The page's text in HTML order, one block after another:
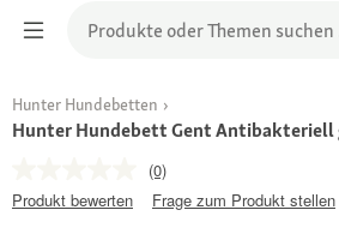
Hunter Hundebetten
Hunter Hundebett Gent Antibakteriell
(0)
Produkt bewerten
Frage zum Produkt stellen